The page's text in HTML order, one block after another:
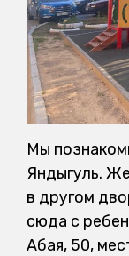
Мы
Яндыгуль.
в другом
сюда с
Абая, 50,